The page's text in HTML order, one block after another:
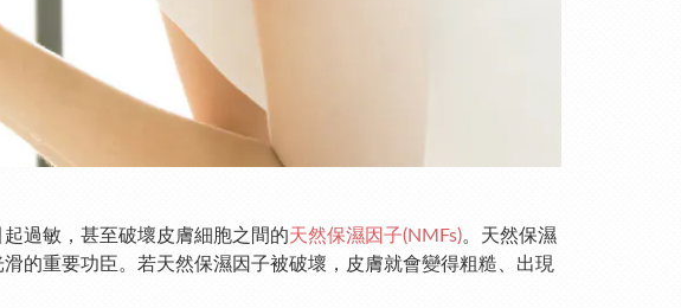
過敏，甚至破壞皮膚細胞之間的天然保濕因子(NMFs)。天然保濕
的重要功臣。若天然保濕因子被破壞，皮膚就會變得粗糙、出現